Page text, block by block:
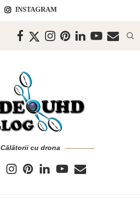
INSTAGRAM
Călătorii cu drona